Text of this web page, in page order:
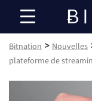
Bitnation > Nouvelles
plateforme de